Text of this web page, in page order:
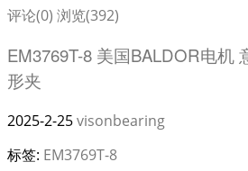
评论(0) 浏览(392)
EM3769T-8 美国BALDOR电机
形夹
2025-2-25visonbearing
标签: EM3769T-8